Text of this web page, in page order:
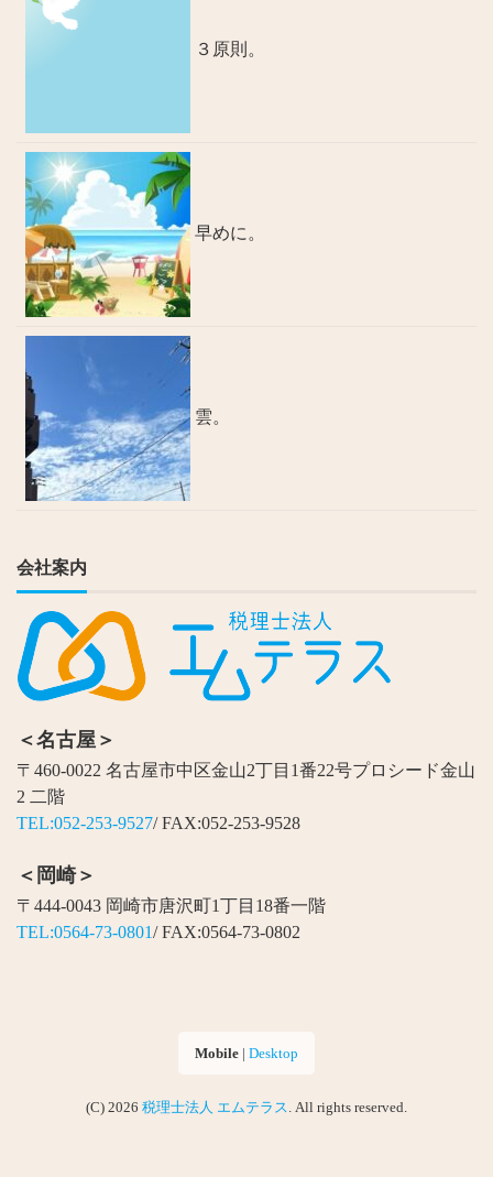
３原則。
早めに。
雲。
会社案内
＜名古屋＞
〒460-0022 名古屋市中区金山2丁目1番22号プロシード金山
2 二階
TEL:052-253-9527/ FAX:052-253-9528
＜岡崎＞
〒444-0043 岡崎市唐沢町1丁目18番一階
TEL:0564-73-0801/ FAX:0564-73-0802
Mobile | Desktop
(C) 2026 税理士法人 エムテラス . All rights reserved.